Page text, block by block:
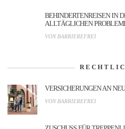
BEHINDERTENREISEN IN
ALLTÄGLICHEN
VON BARRIEREFREI
VERSICHERUNGEN AN
VON BARRIEREFREI